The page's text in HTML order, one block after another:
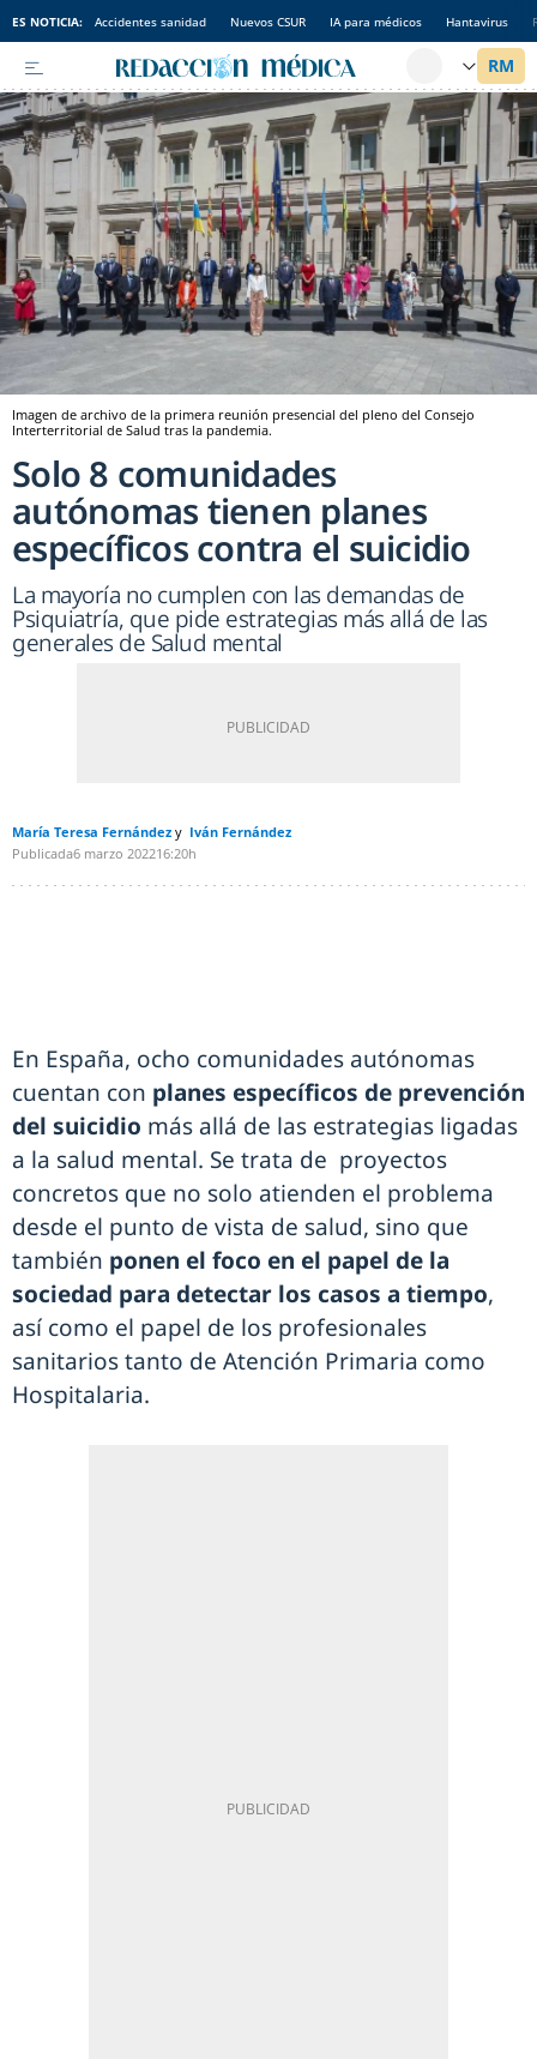
ES NOTICIA: Accidentes sanidad Nuevos CSUR IA para médicos Hantavirus
Imagen de archivo de la primera reunión presencial del pleno del Consejo
Interterritorial de Salud tras la pandemia.
Solo 8 comunidades
autónomas tienen planes
específicos contra el suicidio
La mayoría no cumplen con las demandas de
Psiquiatría, que pide estrategias más allá de las
generales de Salud mental
María Teresa Fernández
Iván Fernández
Publicada6 marzo 202216:20h
En España, ocho comunidades autónomas
cuentan con planes específicos de prevención
del suicidio más allá de las estrategias ligadas
a la salud mental. Se trata de proyectos
concretos que no solo atienden el problema
desde el punto de vista de salud, sino que
también ponen el foco en el papel de la
sociedad para detectar los casos a tiempo,
así como el papel de los profesionales
sanitarios tanto de Atención Primaria como
Hospitalaria.